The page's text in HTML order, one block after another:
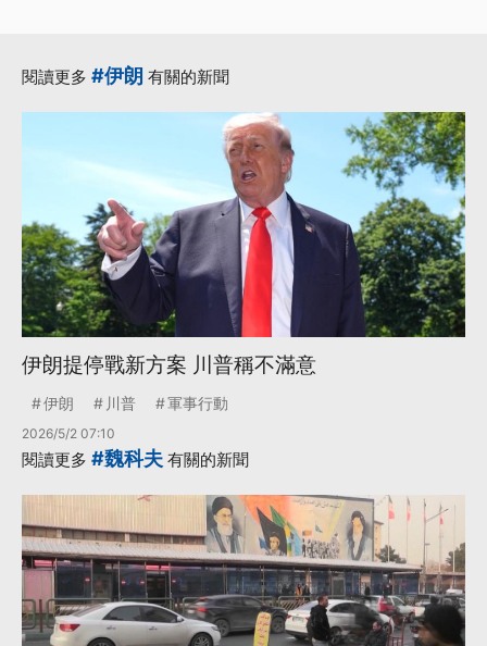
更多...
閱讀更多 #伊朗 有關的新聞
伊朗提停戰新方案 川普稱不滿意
伊朗 川普 軍事行動
2026/5/2 07:10
閱讀更多 #魏科夫 有關的新聞